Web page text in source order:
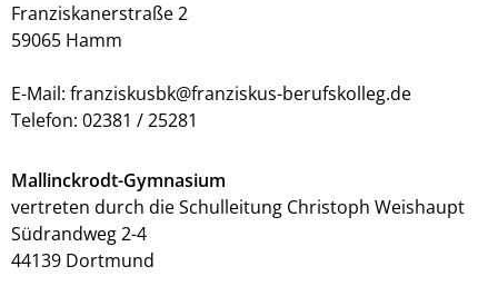
Franziskanerstraße 2
59065 Hamm
E-Mail: franziskusbk@franziskus-berufskolleg.de
Telefon: 02381 / 25281
Mallinckrodt-Gymnasium
vertreten durch die Schulleitung Christoph Weishaupt
Südrandweg 2-4
44139 Dortmund